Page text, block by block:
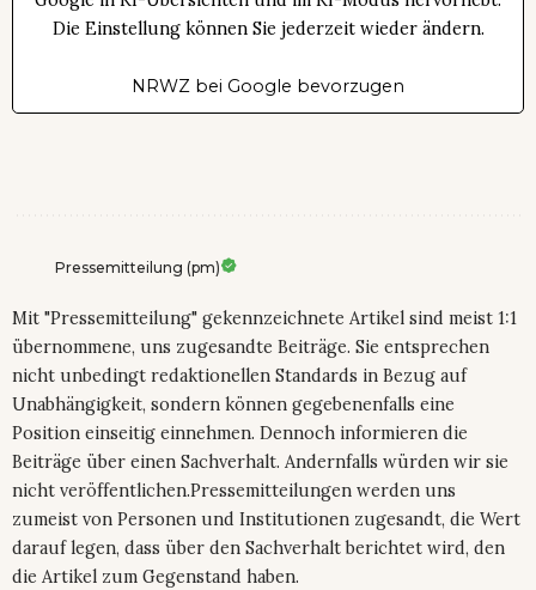
Die Einstellung können Sie jederzeit wieder ändern.
NRWZ bei Google bevorzugen
Pressemitteilung (pm)
Mit "Pressemitteilung" gekennzeichnete Artikel sind meist 1:1
übernommene, uns zugesandte Beiträge. Sie entsprechen
nicht unbedingt redaktionellen Standards in Bezug auf
Unabhängigkeit, sondern können gegebenenfalls eine
Position einseitig einnehmen. Dennoch informieren die
Beiträge über einen Sachverhalt. Andernfalls würden wir sie
nicht veröffentlichen.Pressemitteilungen werden uns
zumeist von Personen und Institutionen zugesandt, die Wert
darauf legen, dass über den Sachverhalt berichtet wird, den
die Artikel zum Gegenstand haben.